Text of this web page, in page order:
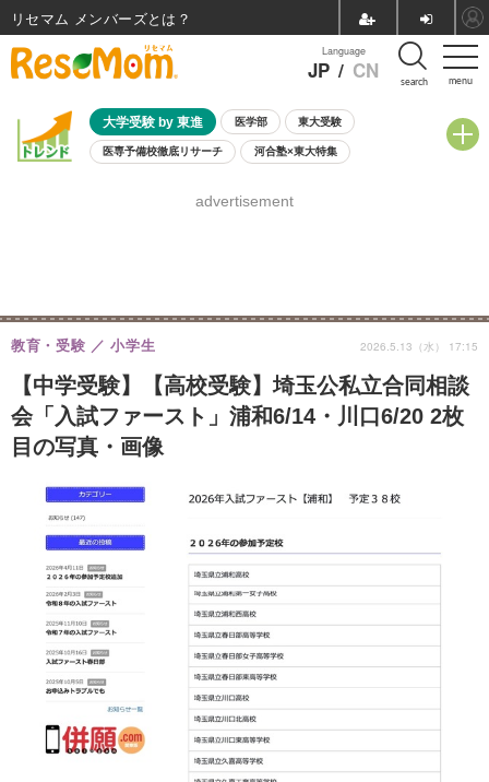
menu
Language
JP / CN search
大学受験 by 東進 医学部 東大受験
医専予備校徹底リサーチ 河合塾×東大特集
8月開催学校説明会・相談会
advertisement
【中学受験】【高校受験】埼玉公私立合同相談
会「入試ファースト」浦和6/14・川口6/20 2枚
目の写真・画像
教育・受験 小学生 2026.5.13（水） 17:15
リセマム メンバーズ